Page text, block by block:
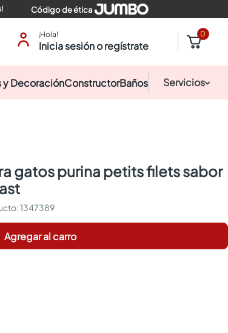
Código de ética
¡Hola!
Inicia sesión o regístrate
0
y DecoraciónConstructorBaños Servicios
:1347389
Agregar al carro